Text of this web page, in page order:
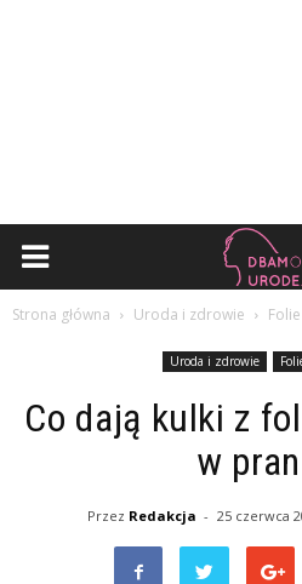
Strona główna Uroda i zdrowie
Uroda i zdrowie
Co dają kulki z
w
Przez Redakcja - 25 czerwca